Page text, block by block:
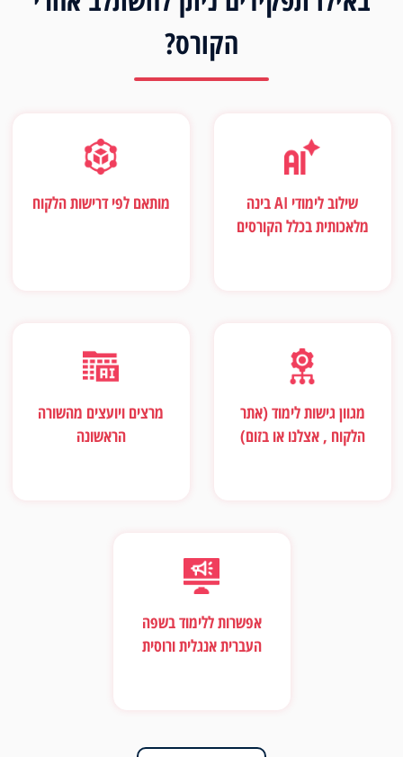
הקורס?
שילוב לימודי AI בינה
מלאכותית בכלל הקורסים
מותאם לפי דרישות הלקוח
מגוון גישות לימוד (אתר
הלקוח , אצלנו או בזום)
מרצים ויועצים מהשורה
הראשונה
אפשרות ללימוד בשפה
העברית אנגלית ורוסית